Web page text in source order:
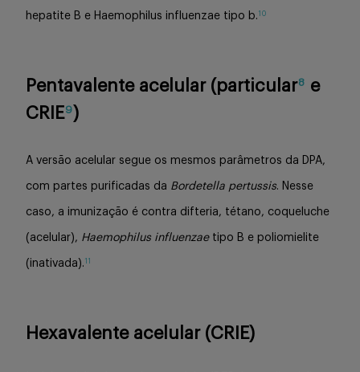
hepatite B e Haemophilus influenzae tipo b. 10
Pentavalente acelular (particular8
e
CRIE9 )
A versão acelular segue os mesmos parâmetros da DPA,
com partes purificadas da Bordetella pertussis. Nesse
caso, a imunização é contra difteria, tétano, coqueluche
(acelular), Haemophilus influenzaetipo B e poliomielite
(inativada). 11
Hexavalente acelular (CRIE)